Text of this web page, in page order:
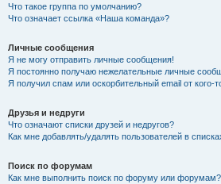
Что такое группа по умолчанию?
Что означает ссылка «Наша команда»?
Личные сообщения
Я не могу отправить личные сообщения!
Я постоянно получаю нежелательные личные
Я получил спам или оскорбительный email от кого-
Друзья и недруги
Что означают списки друзей и недругов?
Как мне добавлять/удалять пользователей в
Поиск по форумам
Как мне выполнить поиск по форуму или форумам?